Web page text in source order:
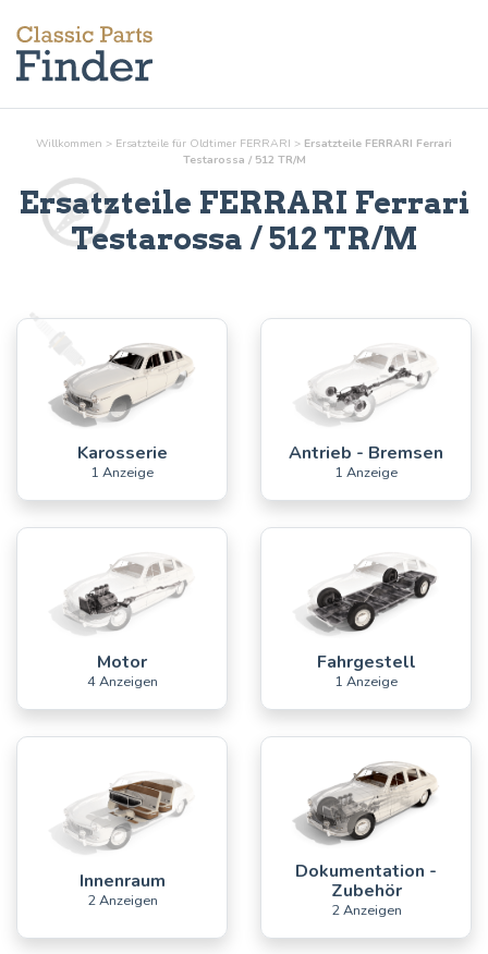
Willkommen > Ersatzteile für Oldtimer FERRARI > Ersatzteile FERRARI Ferrari
Testarossa / 512 TR/M
Ersatzteile FERRARI Ferrari
Testarossa / 512 TR/M
Karosserie
1 Anzeige
Antrieb - Bremsen
1 Anzeige
Motor
4 Anzeigen
Fahrgestell
1 Anzeige
Innenraum
2 Anzeigen
Dokumentation -
Zubehör
2 Anzeigen